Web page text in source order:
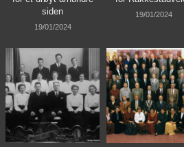
siden
19/01/2024
19/01/2024